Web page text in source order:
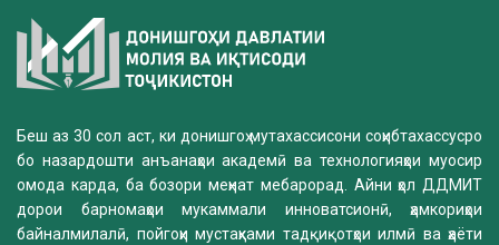
Беш аз 30 сол аст, ки донишгоҳ мутахассисони соҳибтахассусро
бо назардошти анъанаҳои академӣ ва технологияҳои муосир
омода карда, ба бозори меҳнат мебарорад. Айни ҳол ДДМИТ
дорои барномаҳои мукаммали инноватсионӣ, ҳамкориҳои
байналмилалӣ, пойгоҳи мустаҳками тадқиқотҳои илмӣ ва ҳаёти